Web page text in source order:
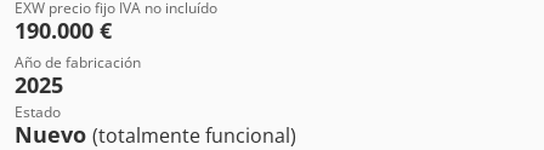
EXW precio fijo IVA no incluído
190.000 €
Año de fabricación
2025
Estado
Nuevo (totalmente funcional)